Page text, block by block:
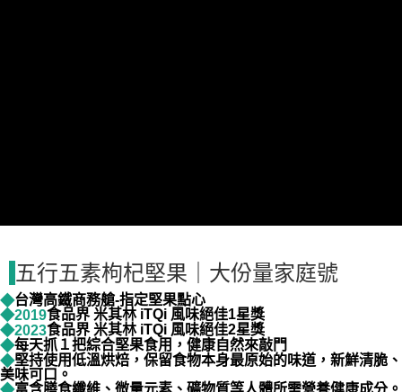
五行五素枸杞堅果｜大份量家庭號
◆台灣高鐵商務艙-指定堅果點心
◆2019食品界 米其林 iTQi 風味絕佳1星獎
◆2023食品界 米其林 iTQi 風味絕佳2星獎
◆每天抓１把綜合堅果食用，健康自然來敲門
◆堅持使用低溫烘焙，保留食物本身最原始的味道，新鮮清脆、
美味可口。